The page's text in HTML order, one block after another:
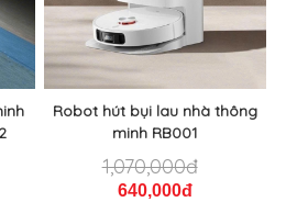
Robot hút bụi lau nhà thông
minh RB001
1,070,000đ
640,000đ